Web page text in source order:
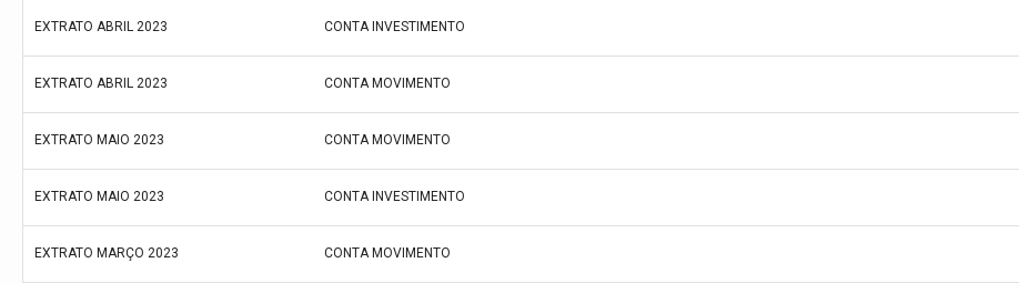
EXTRATO ABRIL 2023 CONTA INVESTIMENTO
EXTRATO ABRIL 2023 CONTA MOVIMENTO
EXTRATO MAIO 2023 CONTA MOVIMENTO
EXTRATO MAIO 2023 CONTA INVESTIMENTO
EXTRATO MARÇO 2023 CONTA MOVIMENTO